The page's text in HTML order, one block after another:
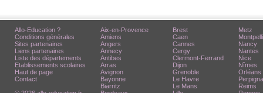
Allo-Education ?
Conditions générales
Sites partenaires
Liens partenaires
Liste des départements
Etablissements scolaires
Haut de page
Contact
Aix-en-Provence
Amiens
Angers
Annecy
Antibes
Arras
Avignon
Bayonne
Biarritz
Brest
Caen
Cannes
Cergy
Clermont-Ferrand
Dijon
Grenoble
Le Havre
Le Mans
Metz
Nancy
Nantes
Nice
Nîmes
Orléans
Reims